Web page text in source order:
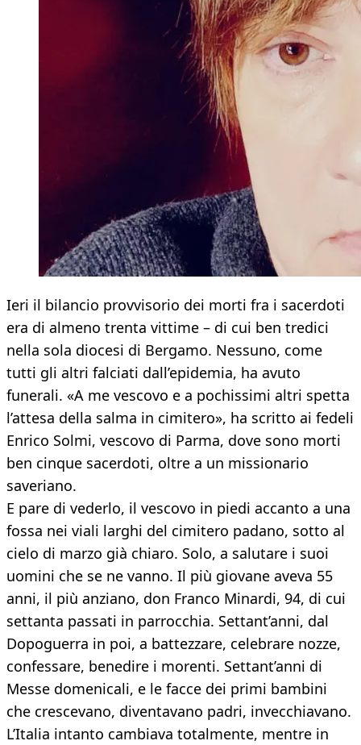
Ieri il bilancio provvisorio dei morti fra i sacerdoti
era di almeno trenta vittime – di cui ben tredici
nella sola diocesi di Bergamo. Nessuno, come
tutti gli altri falciati dall’epidemia, ha avuto
funerali. «A me vescovo e a pochissimi altri spetta
l’attesa della salma in cimitero», ha scritto ai fedeli
Enrico Solmi, vescovo di Parma, dove sono morti
ben cinque sacerdoti, oltre a un missionario
saveriano.
E pare di vederlo, il vescovo in piedi accanto a una
fossa nei viali larghi del cimitero padano, sotto al
cielo di marzo già chiaro. Solo, a salutare i suoi
uomini che se ne vanno. Il più giovane aveva 55
anni, il più anziano, don Franco Minardi, 94, di cui
settanta passati in parrocchia. Settant’anni, dal
Dopoguerra in poi, a battezzare, celebrare nozze,
confessare, benedire i morenti. Settant’anni di
Messe domenicali, e le facce dei primi bambini
che crescevano, diventavano padri, invecchiavano.
L’Italia intanto cambiava totalmente, mentre in